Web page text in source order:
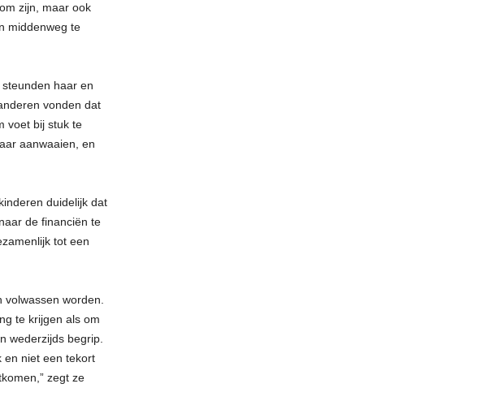
zijn, maar ook
middenweg te
haar en
vonden dat
voet bij stuk te
aanwaaien, en
duidelijk dat
de financiën te
tot een
worden.
te krijgen als om
wederzijds begrip.
en niet een tekort
zegt ze